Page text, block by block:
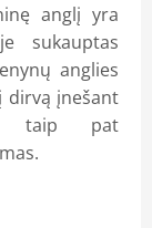
anglį yra
sukauptas
anglies
dirvą įnešant
taip pat